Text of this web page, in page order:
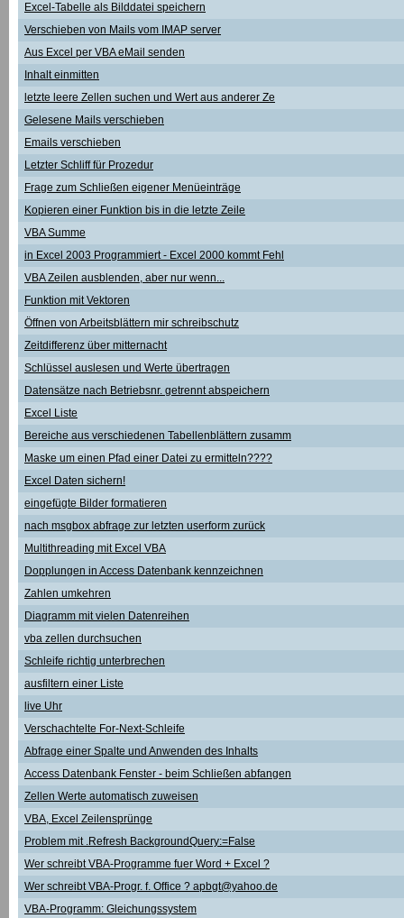
Excel-Tabelle als Bilddatei speichern
Verschieben von Mails vom IMAP server
Aus Excel per VBA eMail senden
Inhalt einmitten
letzte leere Zellen suchen und Wert aus anderer Ze
Gelesene Mails verschieben
Emails verschieben
Letzter Schliff für Prozedur
Frage zum Schließen eigener Menüeinträge
Kopieren einer Funktion bis in die letzte Zeile
VBA Summe
in Excel 2003 Programmiert - Excel 2000 kommt Fehl
VBA Zeilen ausblenden, aber nur wenn...
Funktion mit Vektoren
Öffnen von Arbeitsblättern mir schreibschutz
Zeitdifferenz über mitternacht
Schlüssel auslesen und Werte übertragen
Datensätze nach Betriebsnr. getrennt abspeichern
Excel Liste
Bereiche aus verschiedenen Tabellenblättern zusamm
Maske um einen Pfad einer Datei zu ermitteln????
Excel Daten sichern!
eingefügte Bilder formatieren
nach msgbox abfrage zur letzten userform zurück
Multithreading mit Excel VBA
Dopplungen in Access Datenbank kennzeichnen
Zahlen umkehren
Diagramm mit vielen Datenreihen
vba zellen durchsuchen
Schleife richtig unterbrechen
ausfiltern einer Liste
live Uhr
Verschachtelte For-Next-Schleife
Abfrage einer Spalte und Anwenden des Inhalts
Access Datenbank Fenster - beim Schließen abfangen
Zellen Werte automatisch zuweisen
VBA, Excel Zeilensprünge
Problem mit .Refresh BackgroundQuery:=False
Wer schreibt VBA-Programme fuer Word + Excel ?
Wer schreibt VBA-Progr. f. Office ? apbgt@yahoo.de
VBA-Programm: Gleichungssystem